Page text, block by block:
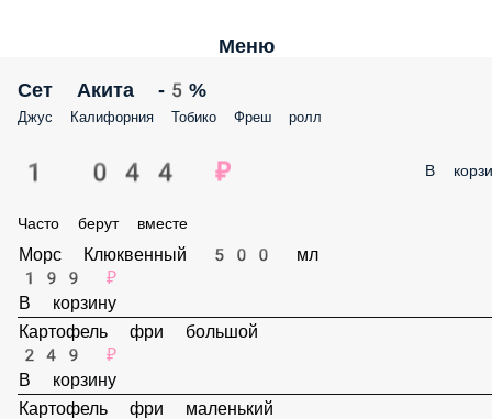
Меню
Сет Акита -5%
Джус Калифорния Тобико Фреш ролл
1 044 ₽ В
Часто берут вместе
Морс Клюквенный 500 мл
199 ₽
В корзину
Картофель фри большой
249 ₽
В корзину